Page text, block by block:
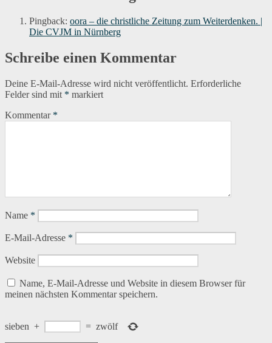
Pingback: oora – die christliche Zeitung zum Weiterdenken. |
Die CVJM in Nürnberg
Schreibe einen Kommentar
Deine E-Mail-Adresse wird nicht veröffentlicht. Erforderliche
Felder sind mit * markiert
Kommentar *
Name *
E-Mail-Adresse *
Website
Name, E-Mail-Adresse und Website in diesem Browser für
meinen nächsten Kommentar speichern.
sieben + = zwölf